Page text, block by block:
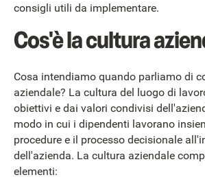
consigli utili da implementare.
Cos'è la cultura
Cosa intendiamo quando parliamo di
aziendale? La cultura del luogo di
obiettivi e dai valori condivisi
modo in cui i dipendenti lavorano
procedure e il processo decisionale
dell'azienda. La cultura aziendale
elementi: